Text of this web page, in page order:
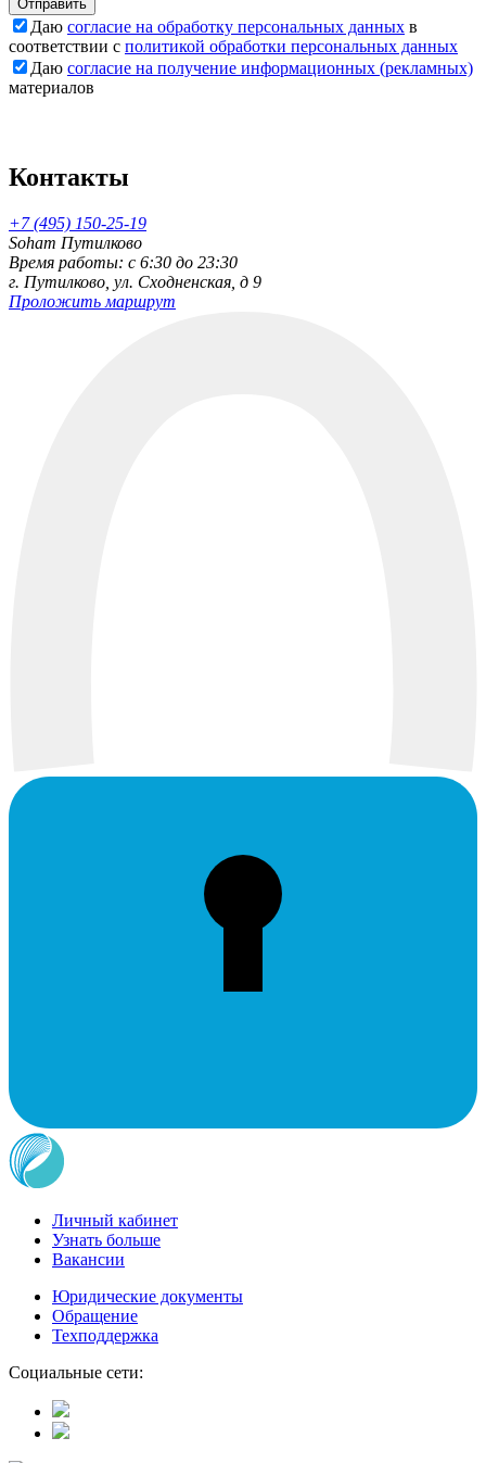
Отправить
Даю согласие на обработку персональных данных в
соответствии с политикой обработки персональных данных
Даю согласие на получение информационных (рекламных)
материалов
Контакты
+7 (495) 150-25-19
Soham Путилково
Время работы: c 6:30 до 23:30
г. Путилково, ул. Сходненская, д 9
Проложить маршрут
Личный кабинет
Узнать больше
Вакансии
Юридические документы
Обращение
Техподдержка
Социальные сети: